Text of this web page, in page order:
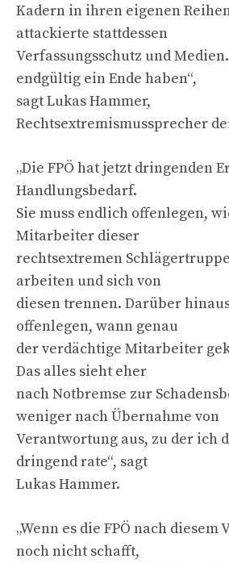
Kadern in ihren eigenen
attackierte stattdessen
Verfassungsschutz und
endgültig ein Ende haben“,
sagt Lukas Hammer,
Rechtsextremismussprecher
„Die FPÖ hat jetzt dringenden
Handlungsbedarf.
Sie muss endlich offenlegen,
Mitarbeiter dieser
rechtsextremen
arbeiten und sich von
diesen trennen. Darüber
offenlegen, wann genau
der verdächtige Mitarbeiter
Das alles sieht eher
nach Notbremse zur
weniger nach Übernahme von
Verantwortung aus, zu der ich
dringend rate“, sagt
Lukas Hammer.
„Wenn es die FPÖ nach
noch nicht schafft,